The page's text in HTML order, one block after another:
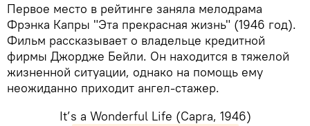
Первое место в рейтинге заняла мелодрама
Фрэнка Капры "Эта прекрасная жизнь" (1946 год).
Фильм рассказывает о владельце кредитной
фирмы Джордже Бейли. Он находится в тяжелой
жизненной ситуации, однако на помощь ему
неожиданно приходит ангел-стажер.
It’s a Wonderful Life (Capra, 1946)